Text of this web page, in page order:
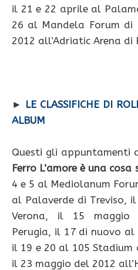
il 21 e 22 aprile al
26 al Mandela Forum di
2012 all’Adriatic Arena di
► LE CLASSIFICHE DI
ALBUM
Questi gli appuntamenti
Ferro L’amore è una
4 e 5 al Mediolanum
al Palaverde di Treviso,
Verona, il 15 maggio
Perugia, il 17 di nuovo
il 19 e 20 al 105 Stadium
il 23 maggio del 2012